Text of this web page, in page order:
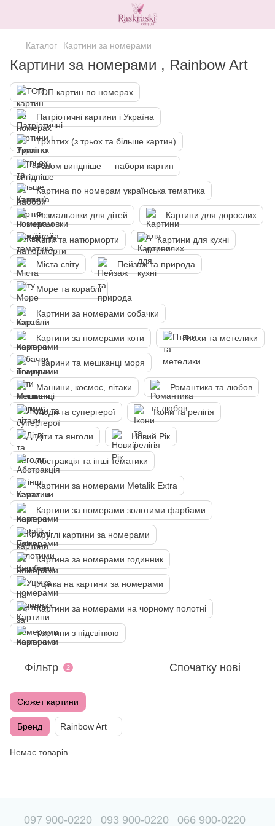
Каталог Картини за номерами
Картини за номерами , Rainbow Art
ТОП картин по номерах
Патріотичні картини і Україна
Триптих (з трьох та більше картин)
Разом вигідніше — набори картин
Картина по номерам українська тематика
Розмальовки для дітей Картини для дорослих
Квіти та натюрморти Картини для кухні
Міста світу Пейзаж та природа
Море та кораблі
Картини за номерами собачки
Картини за номерами коти Птахи та метелики
Тварини та мешканці моря
Машини, космос, літаки Романтика та любов
Люди та супергерої Ікони та релігія
Діти та янголи Новий Рік
Абстракція та інші тематики
Картини за номерами Metalik Extra
Картини за номерами золотими фарбами
Круглі картини за номерами
Картина за номерами годинник
Уцінка на картини за номерами
Картини за номерами на чорному полотні
Картини з підсвіткою
Фільтр 2 Спочатку нові
Сюжет картини
Бренд Rainbow Art
Немає товарів
097 900-0220 093 900-0220 066 900-0220